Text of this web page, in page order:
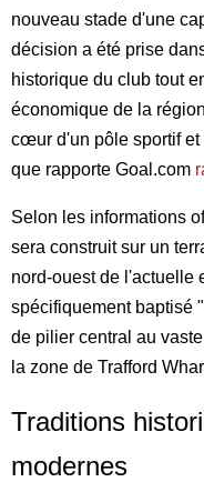
nouveau stade d'une
décision a été prise
historique du club tout
économique de la
cœur d'un pôle sportif et
que rapporte Goal.com
Selon les informations
sera construit sur un
nord-ouest de l'actuelle
spécifiquement baptisé
de pilier central au
la zone de Trafford
Traditions
modernes